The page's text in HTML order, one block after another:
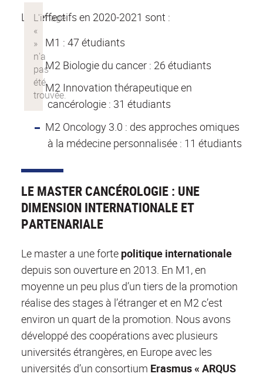
Les effectifs en 2020-2021 sont :
M1 : 47 étudiants
M2 Biologie du cancer : 26 étudiants
M2 Innovation thérapeutique en
cancérologie : 31 étudiants
M2 Oncology 3.0 : des approches omiques
à la médecine personnalisée : 11 étudiants
LE MASTER CANCÉROLOGIE : UNE
DIMENSION INTERNATIONALE ET
PARTENARIALE
Le master a une forte politique internationale
depuis son ouverture en 2013. En M1, en
moyenne un peu plus d’un tiers de la promotion
réalise des stages à l’étranger et en M2 c’est
environ un quart de la promotion. Nous avons
développé des coopérations avec plusieurs
universités étrangères, en Europe avec les
universités d’un consortium Erasmus « ARQUS